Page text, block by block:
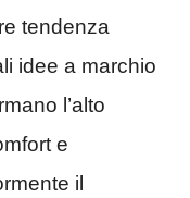
tendenza
idee a marchio
l’alto
e
il